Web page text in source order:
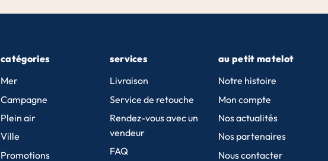
catégories
Mer
Campagne
Plein air
Ville
Promotions
services
Livraison
Service de retouche
Rendez-vous avec un
vendeur
FAQ
au petit matelot
Notre histoire
Mon compte
Nos actualités
Nos partenaires
Nous contacter